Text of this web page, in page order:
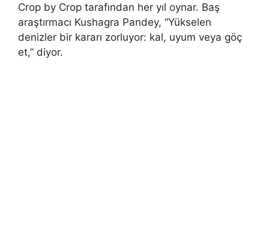
Crop by Crop tarafından her yıl oynar. Baş
araştırmacı Kushagra Pandey, “Yükselen
denizler bir kararı zorluyor: kal, uyum veya göç
et,” diyor.